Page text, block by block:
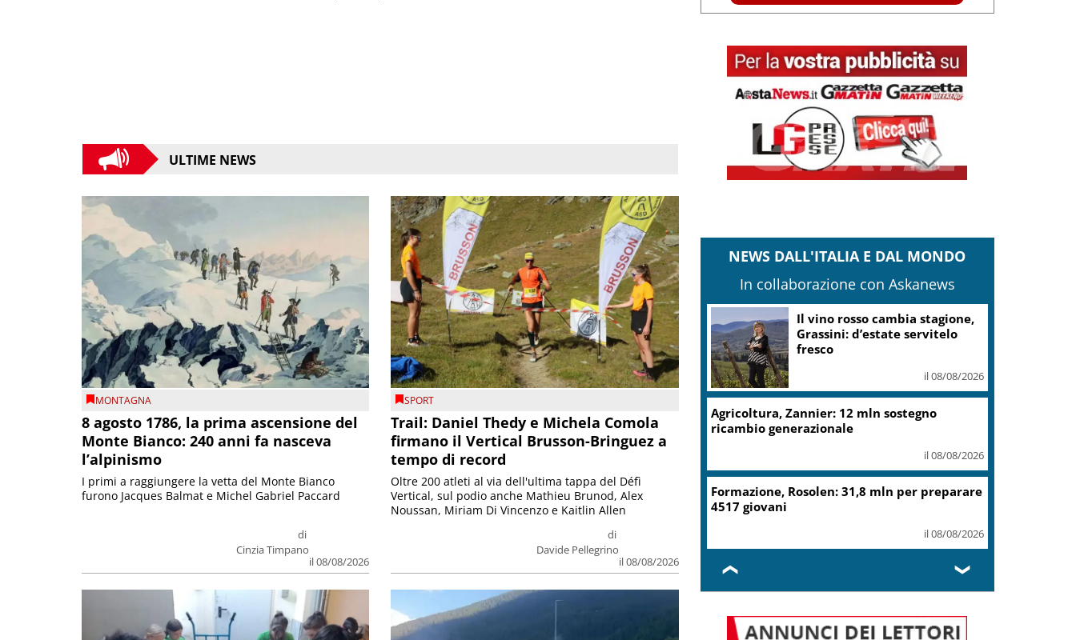
ULTIME NEWS
MONTAGNA
8 agosto 1786, la prima ascensione del
Monte Bianco: 240 anni fa nasceva
l’alpinismo
di
Cinzia Timpano
il 08/08/2026
I primi a raggiungere la vetta del Monte Bianco
furono Jacques Balmat e Michel Gabriel Paccard
SPORT
Trail: Daniel Thedy e Michela Comola
firmano il Vertical Brusson-Bringuez a
tempo di record
di
Davide Pellegrino
il 08/08/2026
Oltre 200 atleti al via dell'ultima tappa del Défì
Vertical, sul podio anche Mathieu Brunod, Alex
Noussan, Miriam Di Vincenzo e Kaitlin Allen
NEWS DALL'ITALIA E DAL MONDO
In collaborazione con Askanews
Il vino rosso cambia stagione,
Grassini: d’estate servitelo
fresco
il 08/08/2026
Agricoltura, Zannier: 12 mln sostegno
ricambio generazionale
il 08/08/2026
Formazione, Rosolen: 31,8 mln per preparare
4517 giovani
il 08/08/2026
❮ ❯